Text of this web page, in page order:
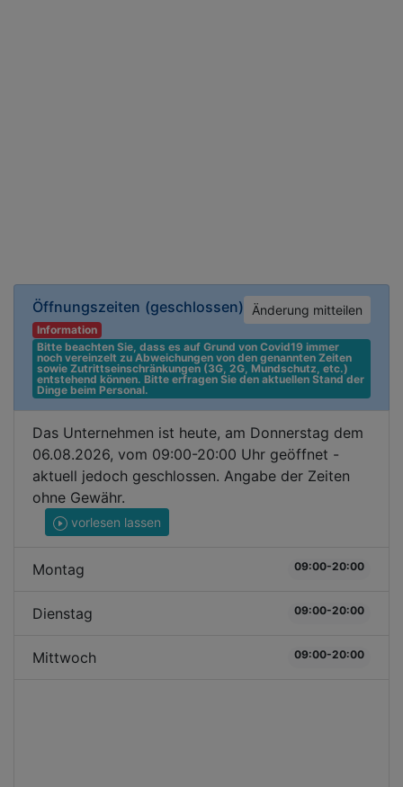
Öffnungszeiten (geschlossen) Änderung mitteilen
Information
Bitte beachten Sie, dass es auf Grund von Covid19 immer
noch vereinzelt zu Abweichungen von den genannten Zeiten
sowie Zutrittseinschränkungen (3G, 2G, Mundschutz, etc.)
entstehend können. Bitte erfragen Sie den aktuellen Stand der
Dinge beim Personal.
Das Unternehmen ist heute, am Donnerstag dem
06.08.2026, vom 09:00-20:00 Uhr geöffnet -
aktuell jedoch geschlossen. Angabe der Zeiten
ohne Gewähr.
vorlesen lassen
Montag 09:00-20:00
Dienstag 09:00-20:00
Mittwoch 09:00-20:00